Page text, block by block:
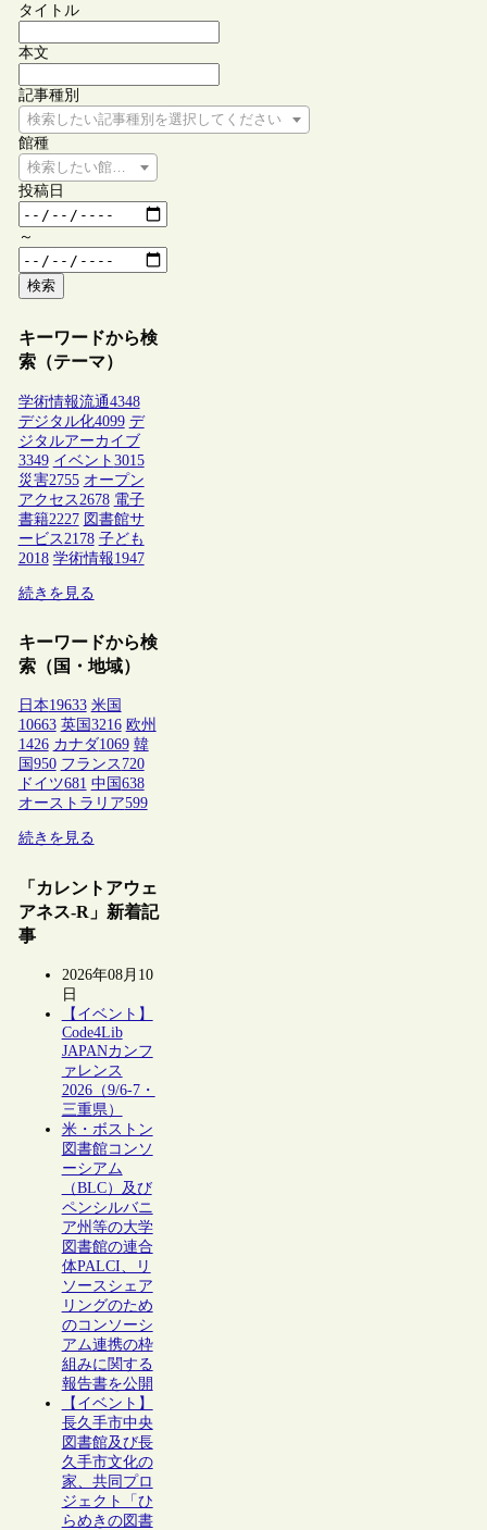
タイトル
本文
記事種別
検索したい記事種別を選択してください
館種
検索したい館種を選択してください
投稿日
～
検索
キーワードから検
索（テーマ）
学術情報流通4348
デジタル化4099 デ
ジタルアーカイブ
3349 イベント 3015
災害2755 オープン
アクセス 2678 電子
書籍2227 図書館サ
ービス 2178 子ども
2018 学術情報1947
続きを見る
キーワードから検
索（国・地域）
日本19633 米国
10663 英国 3216 欧州
1426 カナダ1069 韓
国 950 フランス 720
ドイツ681 中国 638
オーストラリア599
続きを見る
「カレントアウェ
アネス-R」新着記
事
2026年08月10
日
【イベント】
Code4Lib
JAPANカンフ
ァレンス
2026（9/6-7・
三重県）
米・ボストン
図書館コンソ
ーシアム
（BLC）及び
ペンシルバニ
ア州等の大学
図書館の連合
体PALCI、リ
ソースシェア
リングのため
のコンソーシ
アム連携の枠
組みに関する
報告書を公開
【イベント】
長久手市中央
図書館及び長
久手市文化の
家、共同プロ
ジェクト「ひ
らめきの図書